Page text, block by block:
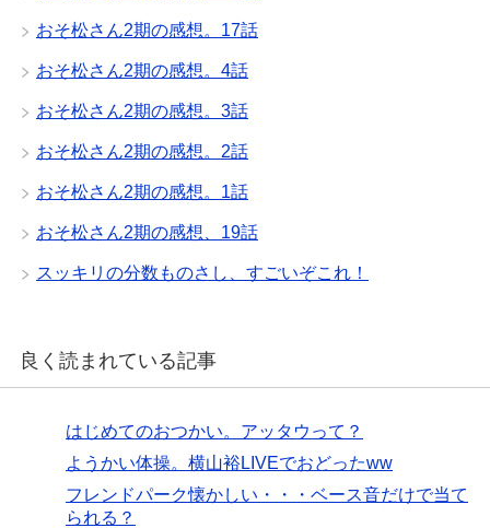
おそ松さん2期の感想。17話
おそ松さん2期の感想。4話
おそ松さん2期の感想。3話
おそ松さん2期の感想。2話
おそ松さん2期の感想。1話
おそ松さん2期の感想、19話
スッキリの分数ものさし、すごいぞこれ！
良く読まれている記事
はじめてのおつかい。アッタウって？
ようかい体操。横山裕LIVEでおどったww
フレンドパーク懐かしい・・・ベース音だけで当て
られる？